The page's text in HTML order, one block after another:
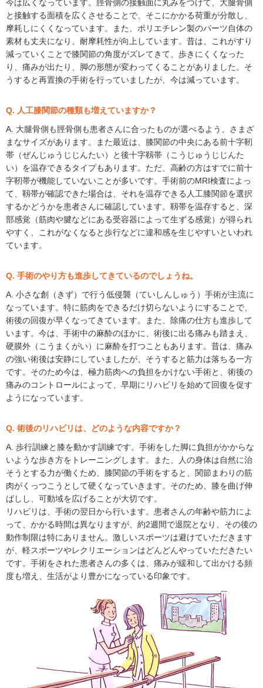
今は広くなっています。脛骨側の接触面に丸みをつけて、大腿骨側
と接触する面積を広くさせることで、そこにかかる荷重が分散し、
摩耗しにくくなっています。また、ポリエチレン製のパーツ自体の
素材も丈夫になり、耐摩耗性が向上しています。昔は、これがすり
減っていくことで膝関節の角度がズレてきて、歩きにくくなった
り、痛みが出たり、脚の形態が変わってくることがありました。そ
うすると再置換の手術を行っていましたが、今は減っています。
Q. 人工膝関節の種類も増えていますか？
A. 大腿骨側も脛骨側も患者さんに合ったものが選べるよう、さまざ
まなサイズがあります。また最近は、膝関節の中央にある前十字靭
帯（ぜんじゅうじじんたい）と後十字靱帯（こうじゅうじじんた
い）を温存できるタイプもあります。ただ、高齢の方はすでに前十
字靭帯が機能していないことが多いです。手術前のMRI検査によっ
て、靱帯が確認できた場合は、それを温存できる人工膝関節を選択
するかどうかを患者さんに確認しています。靱帯を温存すると、深
部感覚（筋肉や腱などにある受容器によって生ずる感覚）が得られ
やすく、これがなくなると歩行などに違和感を生じやすいといわれ
ています。
Q. 手術のやり方も進歩してきているのでしょうね。
A. 小さな創（きず）で行う低侵襲（ていしんしゅう）手術が主流に
なっています。特に筋肉をできるだけ切らないようにすることで、
術後の回復が早くなってきています。また、除痛の仕方も進歩して
います。今は、手術中の麻酔のほかに、術後に出る痛みも踏まえ、
硬膜外（こうまくがい）に麻酔を打つこともあります。昔は、痛み
の強い術後は安静にしていましたが、そうすると筋力は落ちる一方
です。そのため今は、極力筋肉への負担をかけない手術と、術後の
痛みのコントロールによって、早期にリハビリを始めて回復を促す
ようになっています。
Q. 術後のリハビリは、どのような内容ですか？
A. 歩行訓練と膝を動かす訓練です。手術をした脚に負担がかからな
いような歩き方をトレーニングします。また、人の身体は自然に治
そうとする力が働くため、膝関節の手術をすると、関節まわりの筋
肉がくっつこうとして硬くなっていきます。そのため、膝を曲げ伸
ばしし、可動域を広げることが大切です。
リハビリは、手術の翌日から行います。患者さんの年齢や筋力によ
って、かかる時間は異なりますが、約2週間で退院となり、その後の
動作制限は特にありません。激しいスポーツは避けていただきます
が、軽スポーツやレクリエーションはどんどんやっていただきたい
です。手術をされた患者さんの多くは、痛みが緩和して出かける頻
度も増え、生活がより豊かになっている印象です。